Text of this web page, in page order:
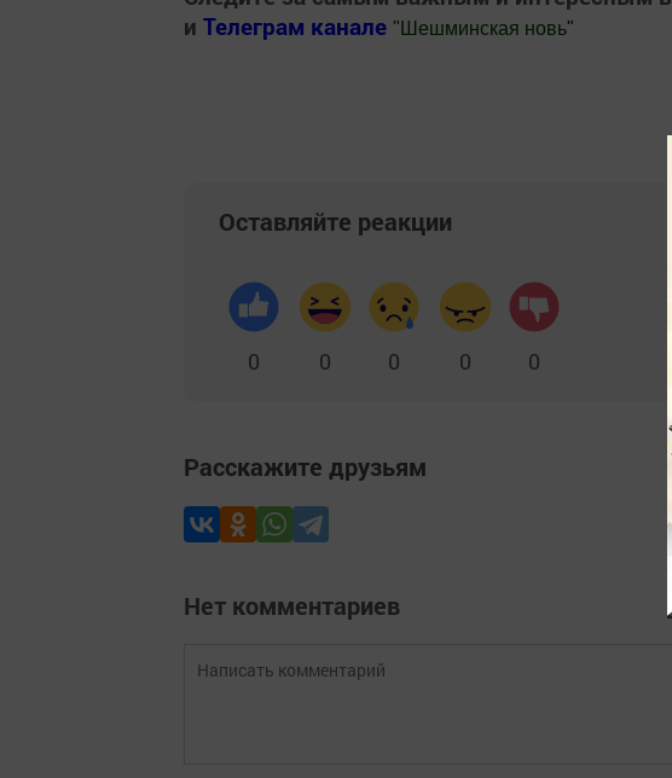
и Телеграм канале " Шешминская новь"
Оставляйте реакции
0 0 0 0 0
Расскажите друзьям
Нет комментариев